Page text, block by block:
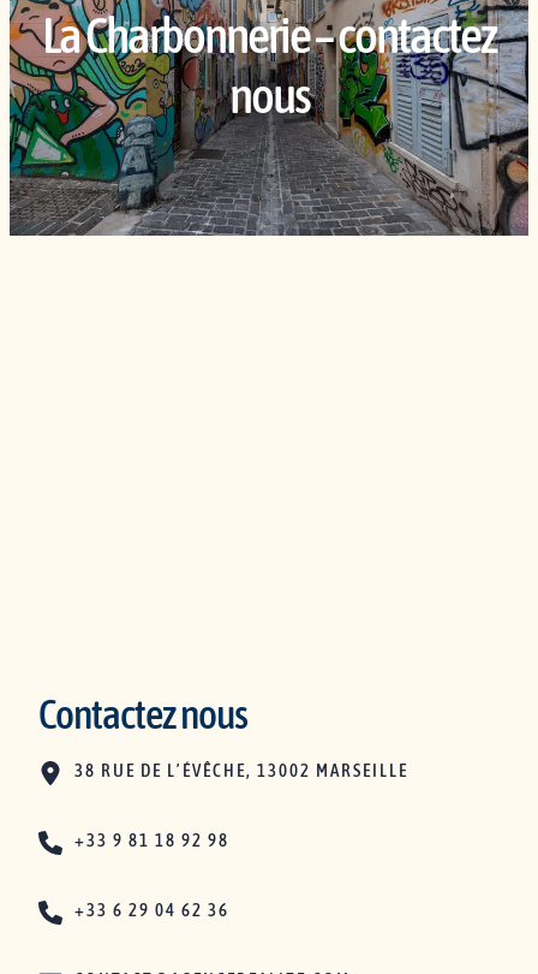
La Charbonnerie – contactez
nous
Contactez nous
38 RUE DE L’ÉVÊCHE, 13002 MARSEILLE
+33 9 81 18 92 98
+33 6 29 04 62 36